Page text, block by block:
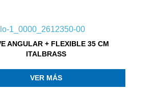
ANGULAR + FLEXIBLE 35 CM
ITALBRASS
VER MÁS